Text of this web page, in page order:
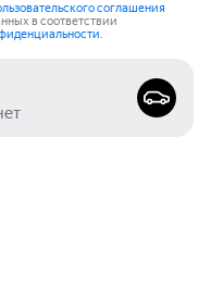
соглашения
в соответствии
.